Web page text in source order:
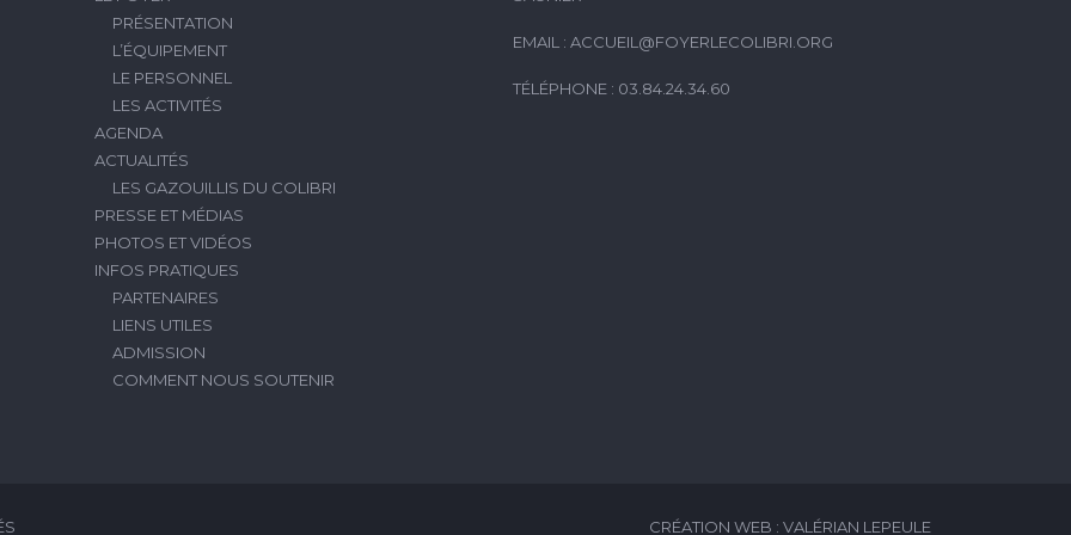
PRÉSENTATION
L’ÉQUIPEMENT
LE PERSONNEL
LES ACTIVITÉS
AGENDA
ACTUALITÉS
LES GAZOUILLIS DU COLIBRI
PRESSE ET MÉDIAS
PHOTOS ET VIDÉOS
INFOS PRATIQUES
PARTENAIRES
LIENS UTILES
ADMISSION
COMMENT NOUS SOUTENIR
EMAIL : ACCUEIL@FOYERLECOLIBRI.ORG
TÉLÉPHONE : 03.84.24.34.60
CRÉATION WEB : VALÉRIAN LEPEULE